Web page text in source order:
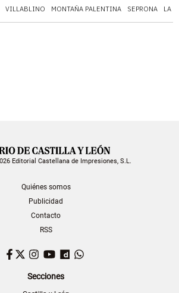
VILLABLINO MONTAÑA PALENTINA SEPRONA LA
Editorial Castellana de Impresiones, S.L.
Quiénes somos
Publicidad
Contacto
RSS
Facebook
TwitterInstagram
YouTubeDailymotion
Secciones